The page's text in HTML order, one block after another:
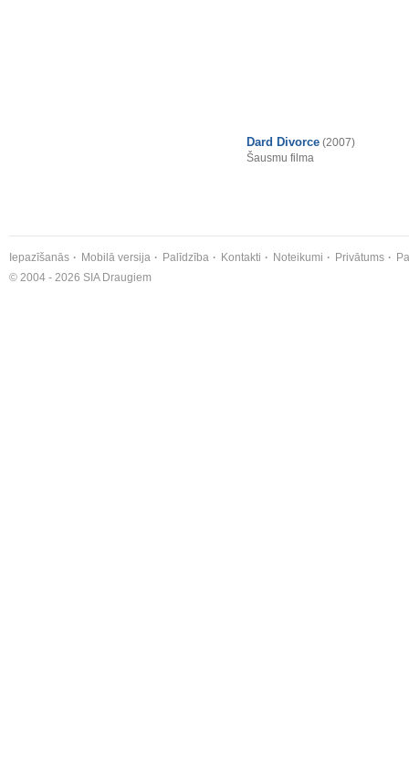
Dard Divorce (2007)
Šausmu filma
Iepazīšanās Mobilā versija Palīdzība Kontakti Noteikumi Privātums
© 2004 - 2026 SIA Draugiem